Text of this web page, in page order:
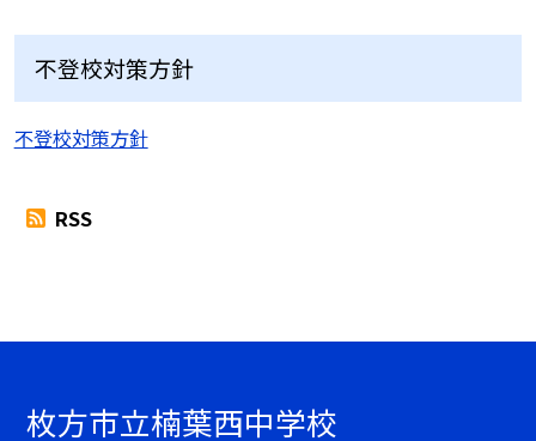
不登校対策方針
不登校対策方針
RSS
枚方市立楠葉西中学校